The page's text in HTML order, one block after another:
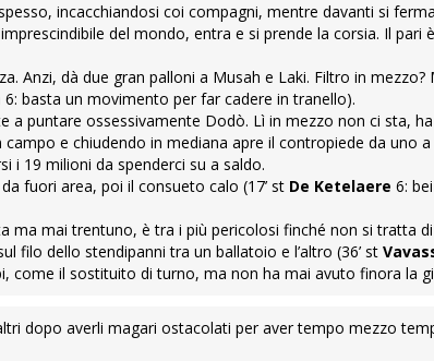
incacchiandosi coi compagni, mentre davanti si
imprescindibile del mondo, entra e si prende la corsia. Il
Anzi, dà due gran palloni a Musah e Laki. Filtro in mezzo?
6: basta un movimento per far cadere in tranello).
a puntare ossessivamente Dodò. Lì in mezzo non ci sta,
e chiudendo in mediana apre il contropiede da uno
i 19 milioni da spenderci su a saldo.
fuori area, poi il consueto calo (17’ st De Ketelaere 6:
ma mai trentuno, è tra i più pericolosi finché non si tratta
filo dello stendipanni tra un ballatoio e l’altro (36’ st
come il sostituito di turno, ma non ha mai avuto finora la
dopo averli magari ostacolati per aver tempo mezzo